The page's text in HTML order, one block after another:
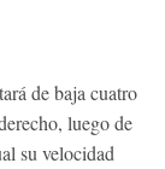
de baja cuatro
luego de
su velocidad